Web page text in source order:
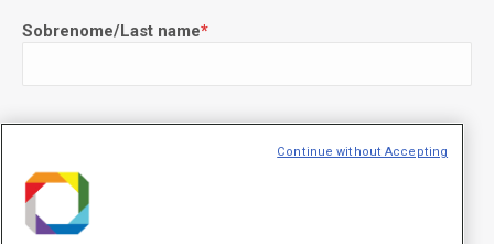
Sobrenome/Last name*
Continue without Accepting